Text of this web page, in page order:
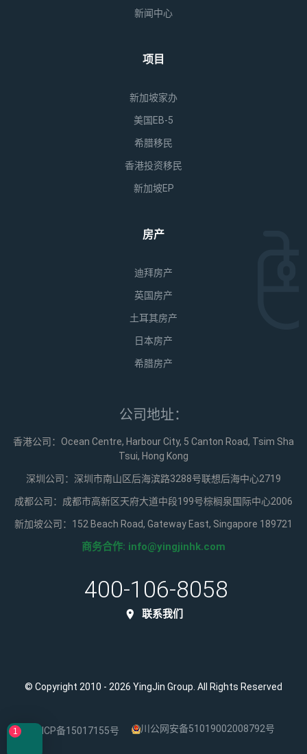
新闻中心
项目
新加坡家办
美国EB-5
希腊移民
香港投资移民
新加坡EP
房产
迪拜房产
英国房产
土耳其房产
日本房产
希腊房产
公司地址：
香港公司：Ocean Centre, Harbour City, 5 Canton Road, Tsim Sha
Tsui, Hong Kong
深圳公司：深圳市南山区后海滨路3288号联想后海中心2719
成都公司：成都市高新区天府大道中段199号棕榈泉国际中心2006
新加坡公司：152 Beach Road, Gateway East, Singapore 189721
商务合作: info@yingjinhk.com
400-106-8058
联系我们
© Copyright 2010 - 2026 YingJin Group. All Rights Reserved
蜀ICP备15017155号 川公网安备51019002008792号
1